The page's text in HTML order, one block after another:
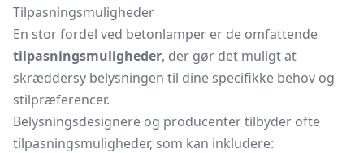
Tilpasningsmuligheder
En stor fordel ved betonlamper er de omfattende
tilpasningsmuligheder, der gør det muligt at
skræddersy belysningen til dine specifikke behov og
stilpræferencer.
Belysningsdesignere og producenter tilbyder ofte
tilpasningsmuligheder, som kan inkludere: